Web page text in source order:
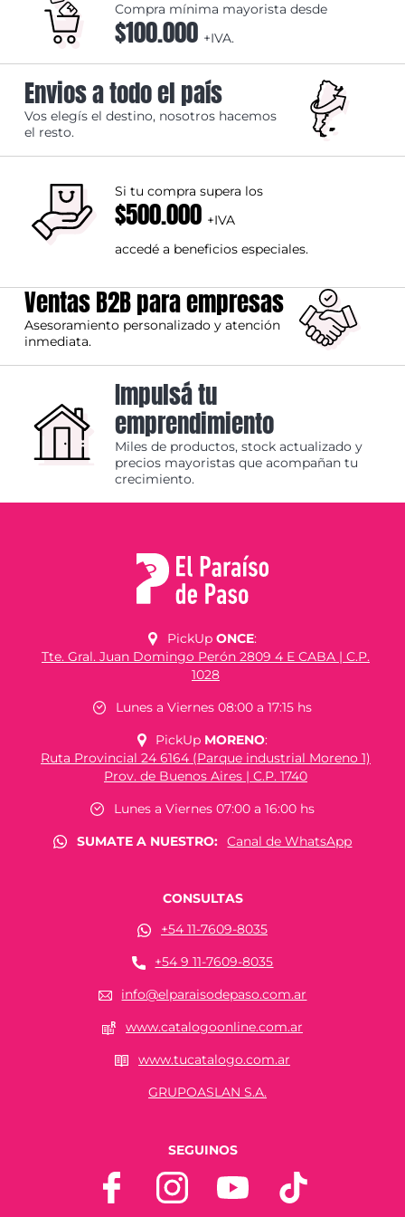
Compra mínima mayorista desde
$100.000 +IVA.
Envios a todo el país
Vos elegís el destino, nosotros hacemos
el resto.
Si tu compra supera los
$500.000 +IVA
accedé a beneficios especiales.
Ventas B2B para empresas
Asesoramiento personalizado y atención
inmediata.
Impulsá tu
emprendimiento
Miles de productos, stock actualizado y
precios mayoristas que acompañan tu
crecimiento.
PickUp ONCE:
Tte. Gral. Juan Domingo Perón 2809 4 E CABA | C.P.
1028
Lunes a Viernes 08:00 a 17:15 hs
PickUp MORENO:
Ruta Provincial 24 6164 (Parque industrial Moreno 1)
Prov. de Buenos Aires | C.P. 1740
Lunes a Viernes 07:00 a 16:00 hs
SUMATE A NUESTRO:
Canal de WhatsApp
CONSULTAS
+54 11-7609-8035
+54 9 11-7609-8035
info@elparaisodepaso.com.ar
www.catalogoonline.com.ar
www.tucatalogo.com.ar
GRUPOASLAN S.A.
SEGUINOS